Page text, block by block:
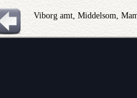
Viborg amt, Middelsom,